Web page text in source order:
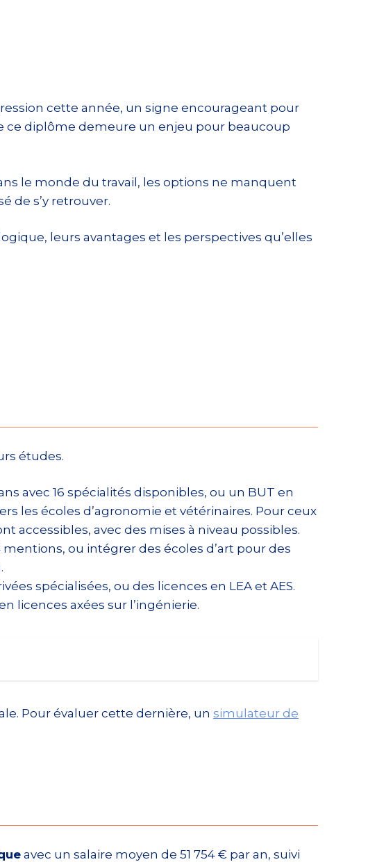
cette année, un signe encourageant pour
ce diplôme demeure un enjeu pour beaucoup
le monde du travail, les options ne manquent
de s’y retrouver.
leurs avantages et les perspectives qu’elles
études.
avec 16 spécialités disponibles, ou un BUT en
les écoles d’agronomie et vétérinaires. Pour ceux
accessibles, avec des mises à niveau possibles.
ou intégrer des écoles d’art pour des
spécialisées, ou des licences en LEA et AES.
licences axées sur l’ingénierie.
Pour évaluer cette dernière, un simulateur de
avec un salaire moyen de 51 754 € par an, suivi